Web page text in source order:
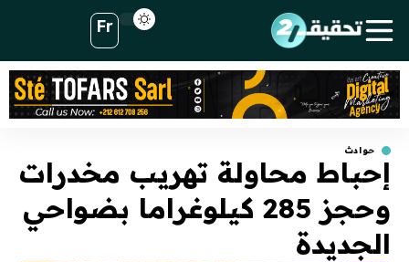
Fr
حوادث
إحباط محاولة تهريب مخدرات
وحجز 285 كيلوغراما بضواحي
الجديدة